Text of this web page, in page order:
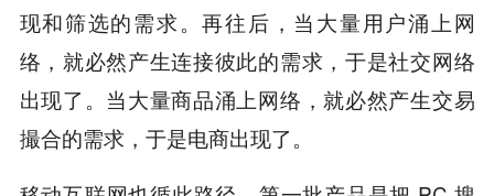
现和筛选的需求。再往后，当大量用户涌上网
络，就必然产生连接彼此的需求，于是社交网络
出现了。当大量商品涌上网络，就必然产生交易
撮合的需求，于是电商出现了。